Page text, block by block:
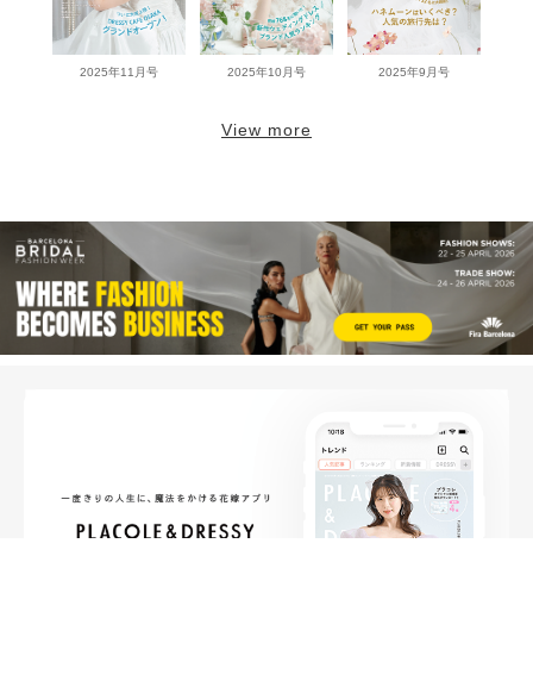
2025年11月号 2025年10月号 2025年9月号
View more